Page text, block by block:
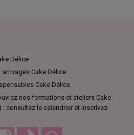
Délice
Cake Délice
Cake Délice
nos formations et ateliers Cake
: consultez le calendrier et inscrivez-
Instagram TikTok